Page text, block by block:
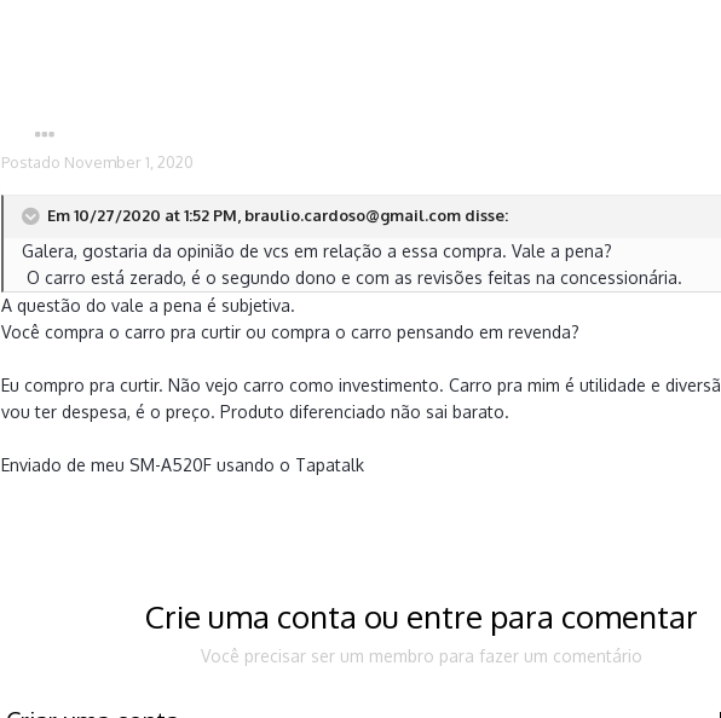
Postado November 1, 2020
Em 10/27/2020 at 1:52 PM, braulio.cardoso@gmail.com disse:
Galera, gostaria da opinião de vcs em relação a essa compra. Vale a pena?
O carro está zerado, é o segundo dono e com as revisões feitas na concessionária.
A questão do vale a pena é subjetiva.
Você compra o carro pra curtir ou compra o carro pensando em revenda?
Eu compro pra curtir. Não vejo carro como investimento. Carro pra mim é utilidade e
vou ter despesa, é o preço. Produto diferenciado não sai barato.
Enviado de meu SM-A520F usando o Tapatalk
Crie uma conta ou entre para comentar
Você precisar ser um membro para fazer um comentário